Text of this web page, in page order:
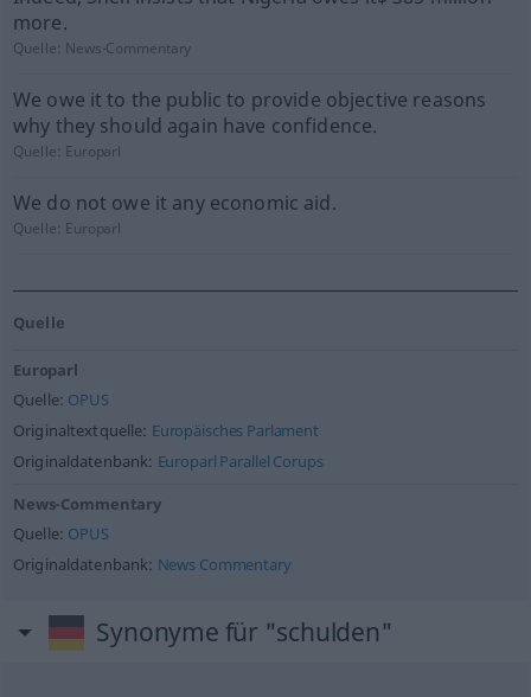
more.
Quelle: News-Commentary
We owe it to the public to provide objective reasons
why they should again have confidence.
Quelle: Europarl
We do not owe it any economic aid.
Quelle: Europarl
Quelle
Europarl
Quelle: OPUS
Originaltextquelle: Europäisches Parlament
Originaldatenbank: Europarl Parallel Corups
News-Commentary
Quelle: OPUS
Originaldatenbank: News Commentary
Synonyme für "schulden"